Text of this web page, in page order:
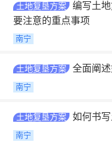
土地复垦方案
编写土
要注意的重点事项
南宁
土地复垦方案 全面阐
南宁
土地复垦方案 如何书
南宁